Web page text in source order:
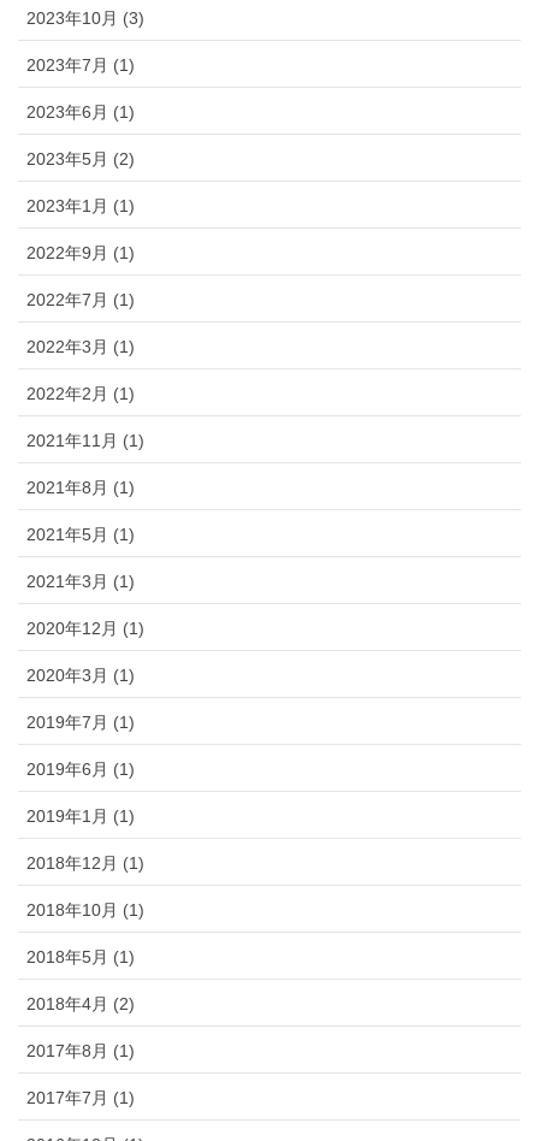
2023年10月 (3)
2023年7月 (1)
2023年6月 (1)
2023年5月 (2)
2023年1月 (1)
2022年9月 (1)
2022年7月 (1)
2022年3月 (1)
2022年2月 (1)
2021年11月 (1)
2021年8月 (1)
2021年5月 (1)
2021年3月 (1)
2020年12月 (1)
2020年3月 (1)
2019年7月 (1)
2019年6月 (1)
2019年1月 (1)
2018年12月 (1)
2018年10月 (1)
2018年5月 (1)
2018年4月 (2)
2017年8月 (1)
2017年7月 (1)